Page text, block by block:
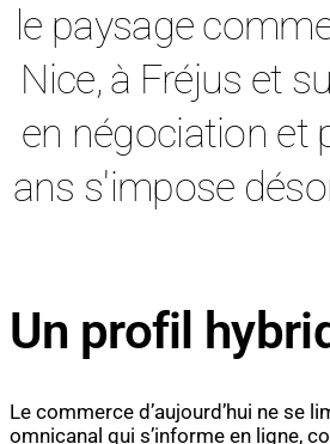
le paysage
Nice, à Fréjus et
en négociation et
ans s'impose
Un profil
Le commerce d’aujourd’hui ne
omnicanal qui s’informe en ligne,